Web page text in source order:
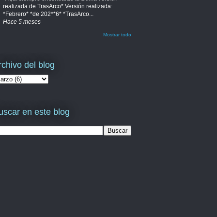
realizada de TrasArco* Versión realizada:
*Febrero* *de 202**6* *TrasArco...
Hace 5 meses
Mostrar todo
del blog
en este blog